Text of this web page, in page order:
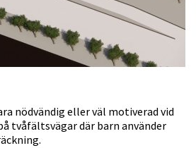
nödvändig eller väl motiverad vid
tvåfältsvägar där barn använder